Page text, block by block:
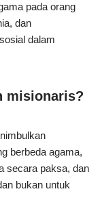
pada orang
dan
dalam
misionaris?
berbeda agama,
secara paksa, dan
bukan untuk